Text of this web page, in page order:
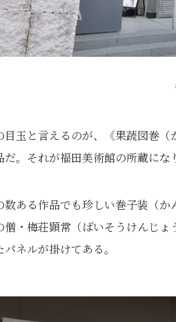
目玉と言えるのが、《果蔬図巻
。それが福田美術館の所蔵にな
数ある作品でも珍しい巻子装（
僧・梅荘顕常（ばいそうけんじ
ネルが掛けてある。